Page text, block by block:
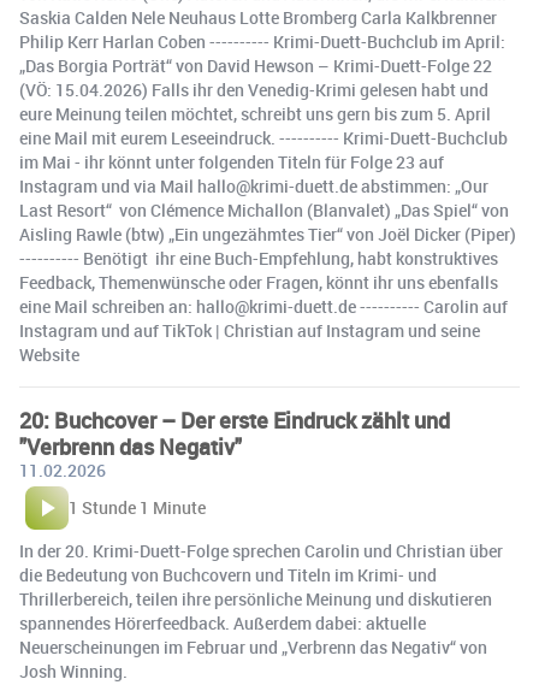
Saskia Calden Nele Neuhaus Lotte Bromberg Carla Kalkbrenner
Philip Kerr Harlan Coben ---------- Krimi-Duett-Buchclub im April:
„Das Borgia Porträt“ von David Hewson – Krimi-Duett-Folge 22
(VÖ: 15.04.2026) Falls ihr den Venedig-Krimi gelesen habt und
eure Meinung teilen möchtet, schreibt uns gern bis zum 5. April
eine Mail mit eurem Leseeindruck. ---------- Krimi-Duett-Buchclub
im Mai - ihr könnt unter folgenden Titeln für Folge 23 auf
Instagram und via Mail hallo@krimi-duett.de abstimmen: „Our
Last Resort“ von Clémence Michallon (Blanvalet) „Das Spiel“ von
Aisling Rawle (btw) „Ein ungezähmtes Tier“ von Joël Dicker (Piper)
---------- Benötigt ihr eine Buch-Empfehlung, habt konstruktives
Feedback, Themenwünsche oder Fragen, könnt ihr uns ebenfalls
eine Mail schreiben an: hallo@krimi-duett.de ---------- Carolin auf
Instagram und auf TikTok | Christian auf Instagram und seine
Website
20: Buchcover – Der erste Eindruck zählt und
"Verbrenn das Negativ"
11.02.2026
1 Stunde 1 Minute
In der 20. Krimi-Duett-Folge sprechen Carolin und Christian über
die Bedeutung von Buchcovern und Titeln im Krimi- und
Thrillerbereich, teilen ihre persönliche Meinung und diskutieren
spannendes Hörerfeedback. Außerdem dabei: aktuelle
Neuerscheinungen im Februar und „Verbrenn das Negativ“ von
Josh Winning.